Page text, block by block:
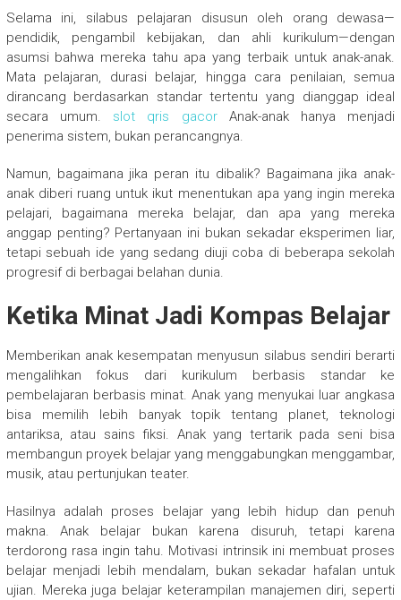
Selama ini, silabus pelajaran disusun oleh orang dewasa—
pendidik, pengambil kebijakan, dan ahli kurikulum—dengan
asumsi bahwa mereka tahu apa yang terbaik untuk anak-anak.
Mata pelajaran, durasi belajar, hingga cara penilaian, semua
dirancang berdasarkan standar tertentu yang dianggap ideal
secara umum. slot qris gacorAnak-anak hanya menjadi
penerima sistem, bukan perancangnya.
Namun, bagaimana jika peran itu dibalik? Bagaimana jika anak-
anak diberi ruang untuk ikut menentukan apa yang ingin mereka
pelajari, bagaimana mereka belajar, dan apa yang mereka
anggap penting? Pertanyaan ini bukan sekadar eksperimen liar,
tetapi sebuah ide yang sedang diuji coba di beberapa sekolah
progresif di berbagai belahan dunia.
Ketika Minat Jadi Kompas Belajar
Memberikan anak kesempatan menyusun silabus sendiri berarti
mengalihkan fokus dari kurikulum berbasis standar ke
pembelajaran berbasis minat. Anak yang menyukai luar angkasa
bisa memilih lebih banyak topik tentang planet, teknologi
antariksa, atau sains fiksi. Anak yang tertarik pada seni bisa
membangun proyek belajar yang menggabungkan menggambar,
musik, atau pertunjukan teater.
Hasilnya adalah proses belajar yang lebih hidup dan penuh
makna. Anak belajar bukan karena disuruh, tetapi karena
terdorong rasa ingin tahu. Motivasi intrinsik ini membuat proses
belajar menjadi lebih mendalam, bukan sekadar hafalan untuk
ujian. Mereka juga belajar keterampilan manajemen diri, seperti